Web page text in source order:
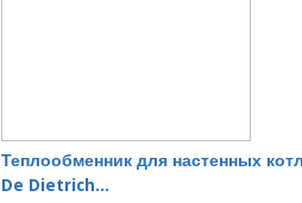
Теплообменник для настенных
De Dietrich...